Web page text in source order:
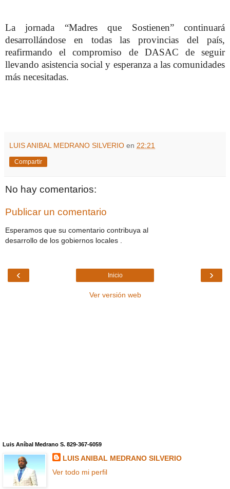
La jornada “Madres que Sostienen” continuará
desarrollándose en todas las provincias del país,
reafirmando el compromiso de DASAC de seguir
llevando asistencia social y esperanza a las comunidades
más necesitadas.
LUIS ANIBAL MEDRANO SILVERIO en 22:21
Compartir
No hay comentarios:
Publicar un comentario
Esperamos que su comentario contribuya al
desarrollo de los gobiernos locales .
‹ ›
Inicio
Ver versión web
Luis Aníbal Medrano S. 829-367-6059
LUIS ANIBAL MEDRANO SILVERIO
Ver todo mi perfil